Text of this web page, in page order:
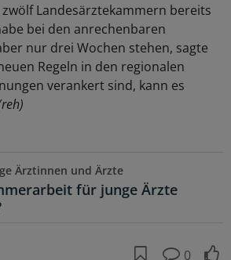
Landesärztekammern bereits
bei den anrechenbaren
nur drei Wochen stehen, sagte
Regeln in den regionalen
verankert sind, kann es
Ärztinnen und Ärzte
für junge Ärzte
0